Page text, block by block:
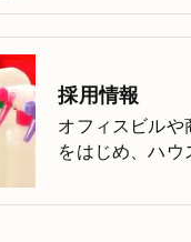
採用情報
オフィスビルや
をはじめ、ハ